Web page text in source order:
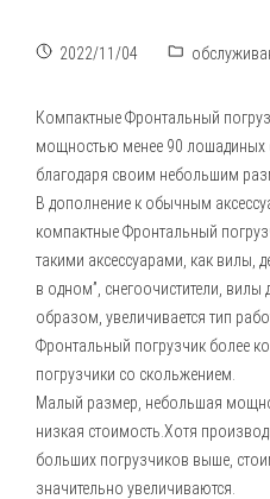
2022/11/04
КомпактныеФронтальный
мощностью менее 90 лошадиных
благодаря своим небольшим
В дополнение к обычным
компактные Фронтальный
такими аксессуарами, как вилы,
в одном”, снегоочистители, вилы
образом, увеличивается тип
Фронтальный погрузчик более
погрузчики со скольжением.
Малый размер, небольшая
низкая стоимость.Хотя
больших погрузчиков выше,
значительно увеличиваются.